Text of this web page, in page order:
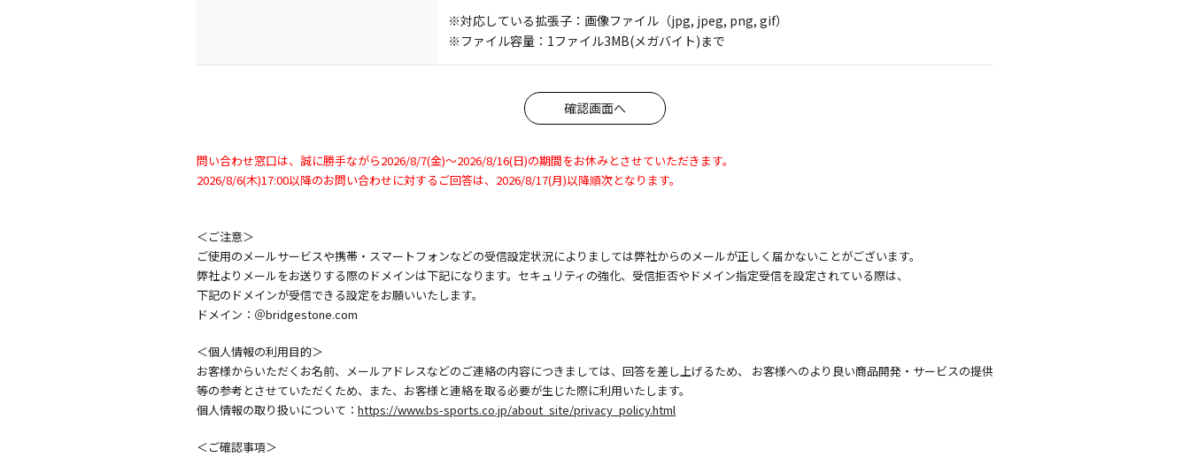
※対応している拡張子：画像ファイル（jpg, jpeg, png, gif）
※ファイル容量：1ファイル3MB(メガバイト)まで
問い合わせ窓口は、誠に勝手ながら2026/8/7(金)～2026/8/16(日)の期間をお休みとさせていただきます。
2026/8/6(木)17:00以降のお問い合わせに対するご回答は、2026/8/17(月)以降順次となります。
＜ご注意＞
ご使用のメールサービスや携帯・スマートフォンなどの受信設定状況によりましては弊社からのメールが正しく届かないことがございます。
弊社よりメールをお送りする際のドメインは下記になります。セキュリティの強化、受信拒否やドメイン指定受信を設定されている際は、
下記のドメインが受信できる設定をお願いいたします。
ドメイン：＠bridgestone.com
＜個人情報の利用目的＞
お客様からいただくお名前、メールアドレスなどのご連絡の内容につきましては、回答を差し上げるため、 お客様へのより良い商品開発・サービスの提供
等の参考とさせていただくため、また、お客様と連絡を取る必要が生じた際に利用いたします。
個人情報の取り扱いについて： https://www.bs-sports.co.jp/about_site/privacy_policy.html
＜ご確認事項＞